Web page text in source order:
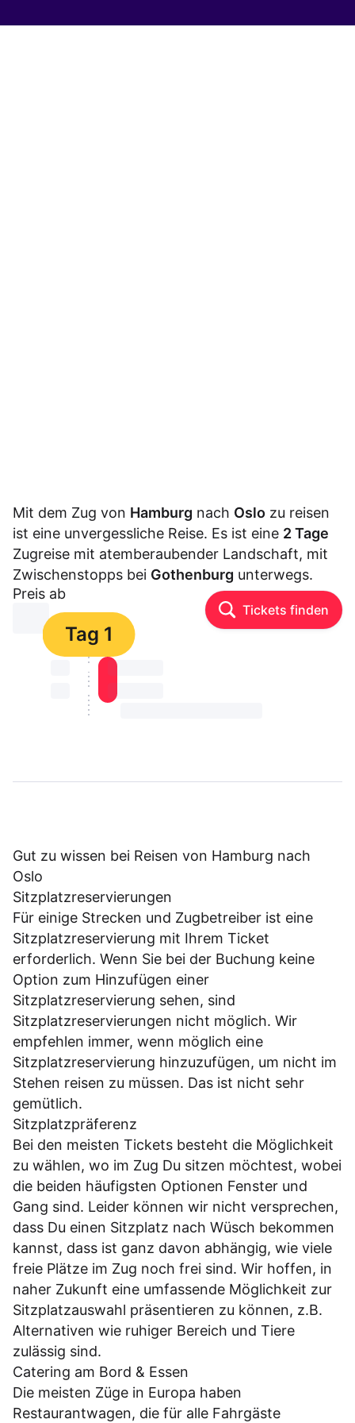
Mit dem Zug von Hamburg nach Oslo zu reisen
ist eine unvergessliche Reise. Es ist eine 2 Tage
Zugreise mit atemberaubender Landschaft, mit
Zwischenstopps bei Gothenburg unterwegs.
Preis ab
⏳⏳ Tickets finden
Tag 1
⏳⏳ ⏳ ⏳⏳
⏳⏳ ⏳ ⏳⏳
Gut zu wissen bei Reisen von Hamburg nach
Oslo
Sitzplatzreservierungen
Für einige Strecken und Zugbetreiber ist eine
Sitzplatzreservierung mit Ihrem Ticket
erforderlich. Wenn Sie bei der Buchung keine
Option zum Hinzufügen einer
Sitzplatzreservierung sehen, sind
Sitzplatzreservierungen nicht möglich. Wir
empfehlen immer, wenn möglich eine
Sitzplatzreservierung hinzuzufügen, um nicht im
Stehen reisen zu müssen. Das ist nicht sehr
gemütlich.
Sitzplatzpräferenz
Bei den meisten Tickets besteht die Möglichkeit
zu wählen, wo im Zug Du sitzen möchtest, wobei
die beiden häufigsten Optionen Fenster und
Gang sind. Leider können wir nicht versprechen,
dass Du einen Sitzplatz nach Wüsch bekommen
kannst, dass ist ganz davon abhängig, wie viele
freie Plätze im Zug noch frei sind. Wir hoffen, in
naher Zukunft eine umfassende Möglichkeit zur
Sitzplatzauswahl präsentieren zu können, z.B.
Alternativen wie ruhiger Bereich und Tiere
zulässig sind.
Catering am Bord & Essen
Die meisten Züge in Europa haben
Restaurantwagen, die für alle Fahrgäste